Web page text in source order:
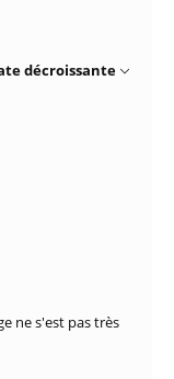
décroissante
ne s'est pas très